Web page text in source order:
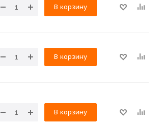
В корзину
В корзину
В корзину